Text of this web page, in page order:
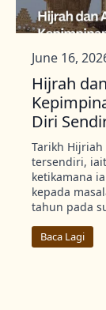
Hijrah
Diri
June 16,
Tarikh
tersendiri,
ketikamana
kepada
tahun pada
Baca Lagi